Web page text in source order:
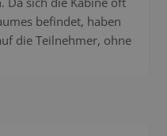
befindet, haben
die Teilnehmer, ohne